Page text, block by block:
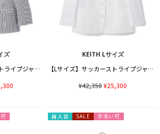
ズ
【Lサイズ】サッカーストライプジャケット
KEITH Lサイズ
【Lサイズ】サッカーストライプジャケット
¥42,350¥25,300
再入荷 SALE 手洗い可